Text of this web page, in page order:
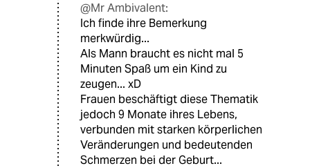
@Mr Ambivalent:
Ich finde ihre Bemerkung
merkwürdig...
Als Mann braucht es nicht mal 5
Minuten Spaß um ein Kind zu
zeugen... xD
Frauen beschäftigt diese Thematik
jedoch 9 Monate ihres Lebens,
verbunden mit starken körperlichen
Veränderungen und bedeutenden
Schmerzen bei der Geburt...